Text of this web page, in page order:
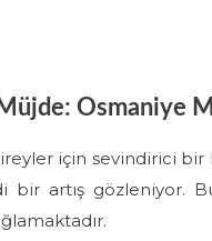
Osmaniye
için sevindirici bir
bir artış gözleniyor.